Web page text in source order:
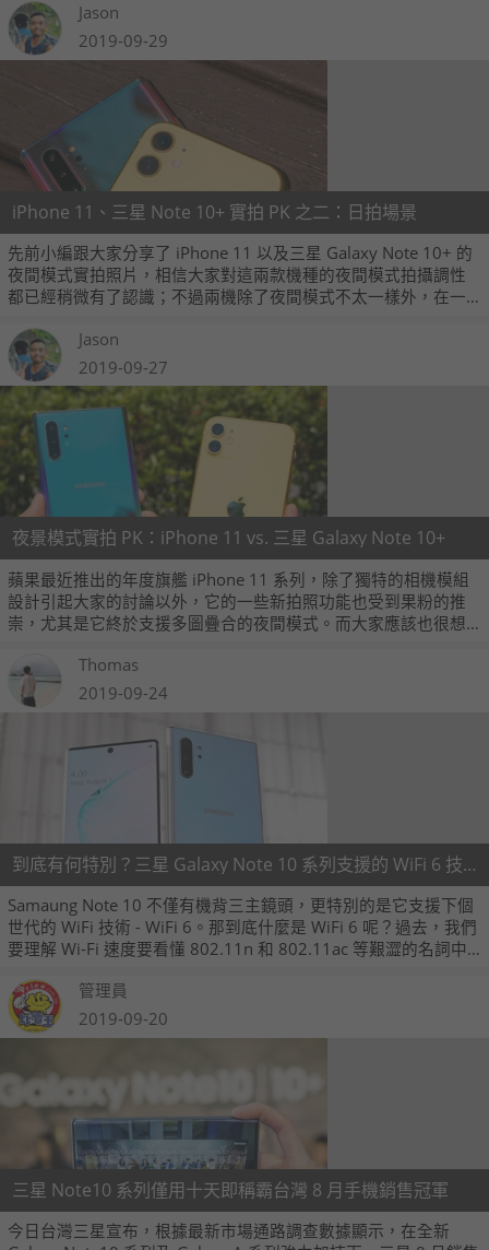
Jason
2019-09-29
iPhone 11、三星 Note 10+ 實拍 PK 之二：日拍場景
先前小編跟大家分享了 iPhone 11 以及三星 Galaxy Note 10+ 的
夜間模式實拍照片，相信大家對這兩款機種的夜間模式拍攝調性
都已經稍微有了認識；不過兩機除了夜間模式不太一樣外，在一
圖片跟大家分享一下。
Jason
2019-09-27
夜景模式實拍 PK：iPhone 11 vs. 三星 Galaxy Note 10+
蘋果最近推出的年度旗艦 iPhone 11 系列，除了獨特的相機模組
設計引起大家的討論以外，它的一些新拍照功能也受到果粉的推
崇，尤其是它終於支援多圖疊合的夜間模式。而大家應該也很想
景模式相比有什麼不一樣的地方，因此這裡我們也拿了 Note 10+
拍攝同樣的夜景場景，順便跟大家介紹一下兩者的不同之處。
Thomas
2019-09-24
到底有何特別？三星 Galaxy Note 10 系列支援的 WiFi 6 技術解析
Samaung Note 10 不僅有機背三主鏡頭，更特別的是它支援下個
世代的 WiFi 技術 - WiFi 6。那到底什麼是 WiFi 6 呢？過去，我們
要理解 Wi-Fi 速度要看懂 802.11n 和 802.11ac 等艱澀的名詞中
已經在使用全新命名法，把針對 Smart Home IoT 使用場景設定
的 802.11ax 以更淺顯易懂的方式：Wi-Fi 6 來表示。
管理員
2019-09-20
三星 Note10 系列僅用十天即稱霸台灣 8 月手機銷售冠軍
今日台灣三星宣布，根據最新市場通路調查數據顯示，在全新